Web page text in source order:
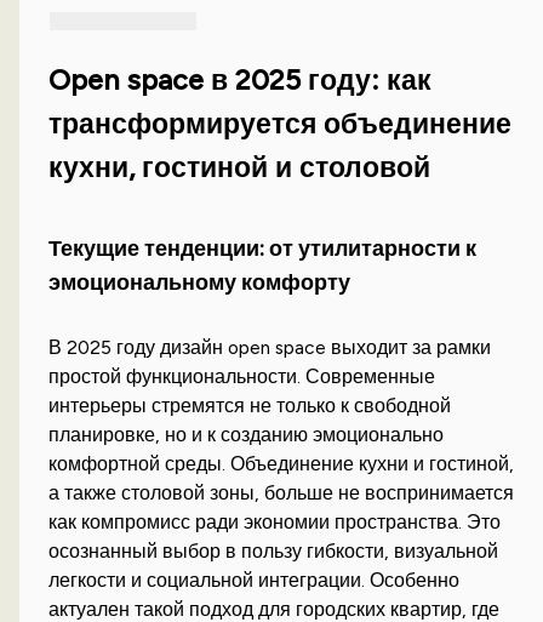
Open space в 2025 году: как
трансформируется объединение
кухни, гостиной и столовой
Текущие тенденции: от утилитарности к
эмоциональному комфорту
В 2025 году дизайн open space выходит за рамки
простой функциональности. Современные
интерьеры стремятся не только к свободной
планировке, но и к созданию эмоционально
комфортной среды. Объединение кухни и гостиной,
а также столовой зоны, больше не воспринимается
как компромисс ради экономии пространства. Это
осознанный выбор в пользу гибкости, визуальной
легкости и социальной интеграции. Особенно
актуален такой подход для городских квартир, где